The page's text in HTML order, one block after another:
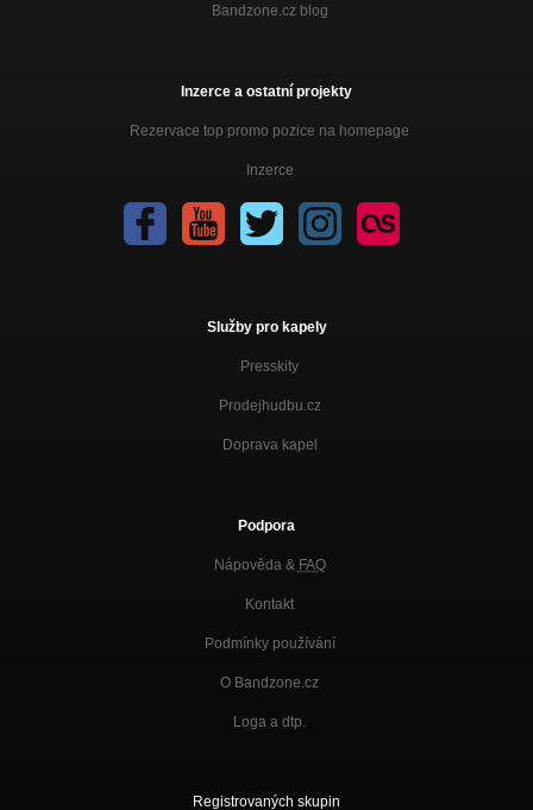
Bandzone.cz blog
Inzerce a ostatní projekty
Rezervace top promo pozice na homepage
Inzerce
Služby pro kapely
Presskity
Prodejhudbu.cz
Doprava kapel
Podpora
Nápověda & FAQ
Kontakt
Podmínky používání
O Bandzone.cz
Loga a dtp.
Registrovaných skupin